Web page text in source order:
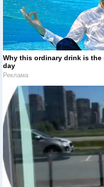
Why this ordinary drink is
day
Реклама